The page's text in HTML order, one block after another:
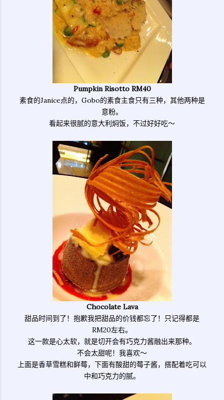
Pumpkin Risotto RM40
素食的Janice点的，Gobo的素食主食只有三种，其他两种是
意粉。
看起来很腻的意大利焖饭，不过好好吃～
Chocolate Lava
甜品时间到了！抱歉我把甜品的价钱都忘了！只记得都是
RM20左右。
这一款是心太软，就是切开会有巧克力酱融出来那种。
不会太甜呢！我喜欢～
上面是香草雪糕和鲜莓，下面有酸甜的莓子酱，搭配着吃可以
中和巧克力的腻。